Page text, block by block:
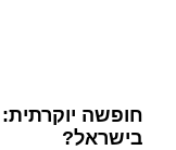
חופשה יוקרתית:
בישראל?